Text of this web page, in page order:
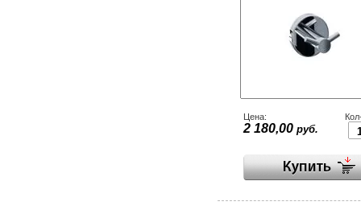
Цена:
2 180,00 руб.